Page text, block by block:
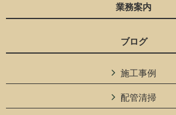
業務案内
ブログ
施工事例
配管清掃